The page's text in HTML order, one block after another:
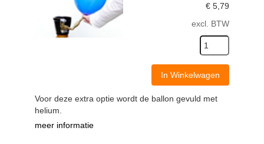
€ 5,79
excl. BTW
In Winkelwagen
Voor deze extra optie wordt de ballon gevuld met
helium.
meer informatie